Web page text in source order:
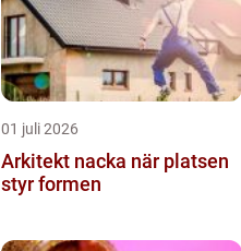
01 juli 2026
Arkitekt nacka när platsen
styr formen